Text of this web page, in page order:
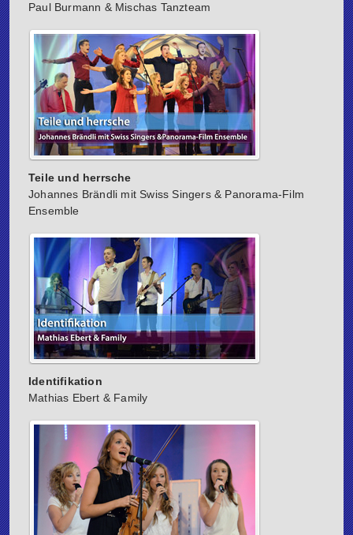
Paul Burmann & Mischas Tanzteam
Teile und herrsche
Johannes Brändli mit Swiss Singers & Panorama-Film
Ensemble
Identifikation
Mathias Ebert & Family